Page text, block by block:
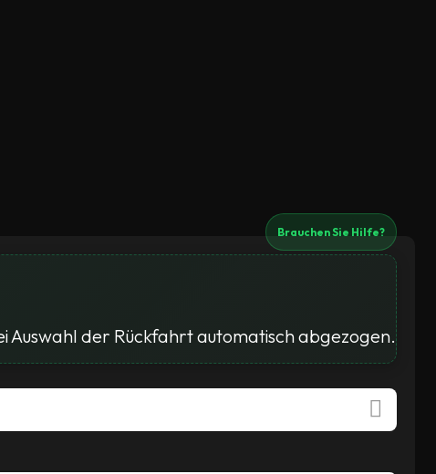
Brauchen Sie Hilfe?
Auswahl der Rückfahrt automatisch abgezogen.